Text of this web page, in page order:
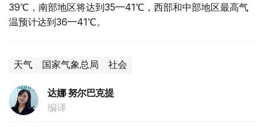
39℃，南部地区将达到35—41℃，西部和中部地区最高气
温预计达到36—41℃。
天气 国家气象总局 社会
达娜 努尔巴克提
编译